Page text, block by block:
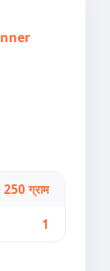
250 ग्राम
1